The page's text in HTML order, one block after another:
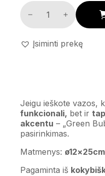
Vaza 'Green Bubble'
Įsiminti prekę
Jeigu ieškote vazos,
funkcionali, bet ir
akcentu – „Green
pasirinkimas.
Matmenys:
Pagaminta iš